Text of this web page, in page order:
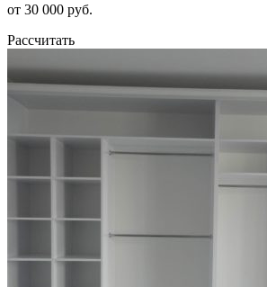
от 30 000 руб.
Рассчитать